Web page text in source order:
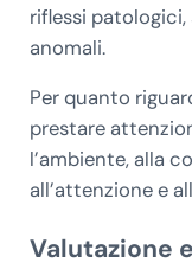
riflessi
anomali.
Per quanto
prestare
l’ambiente, alla
all’attenzione e
Valutazione